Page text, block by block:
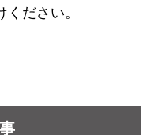
ださい。